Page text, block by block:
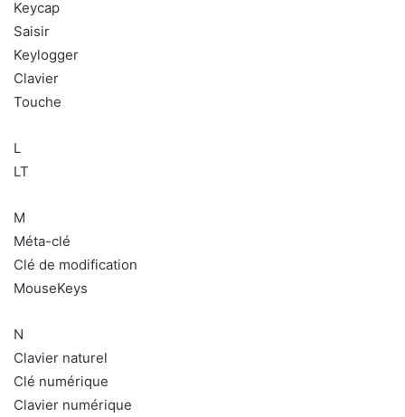
Keycap
Saisir
Keylogger
Clavier
Touche
L
LT
M
Méta-clé
Clé de modification
MouseKeys
N
Clavier naturel
Clé numérique
Clavier numérique